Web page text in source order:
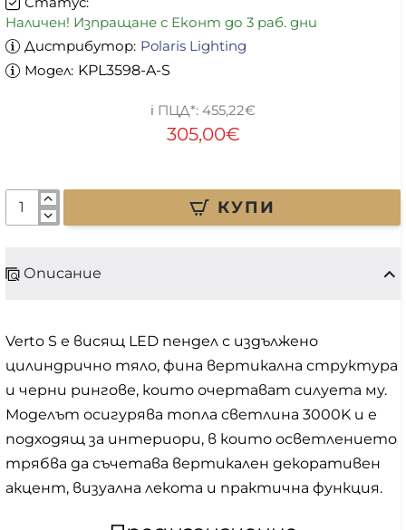
Наличен! Изпращане с Еконт до 3 раб. дни
Дистрибутор: Polaris Lighting
Модел: KPL3598-A-S
305,00€
455,22€
КУПИ
Описание
Verto S е висящ LED пендел с издължено
цилиндрично тяло, фина вертикална структура
и черни рингове, които очертават силуета му.
Моделът осигурява топла светлина 3000K и е
подходящ за интериори, в които осветлението
трябва да съчетава вертикален декоративен
акцент, визуална лекота и практична функция.